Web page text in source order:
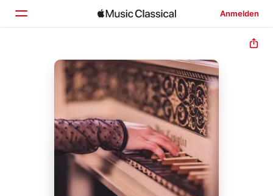
Anmelden
Startseite
Entdecken